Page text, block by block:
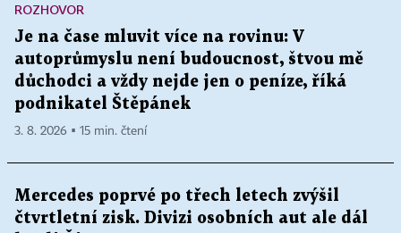
ROZHOVOR
Je na čase mluvit více na rovinu: V
autoprůmyslu není budoucnost, štvou mě
důchodci a vždy nejde jen o peníze, říká
podnikatel Štěpánek
3. 8. 2026 ▪ 15 min. čtení
Mercedes poprvé po třech letech zvýšil
čtvrtletní zisk. Divizi osobních aut ale dál